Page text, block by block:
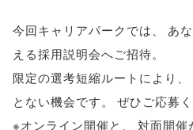
今回キャリアパークでは
あ
える採用説明会へご招待。
限定の選考短縮ルートにより
とない機会です。 ぜひご応募
※オンライン開催と
対面開催